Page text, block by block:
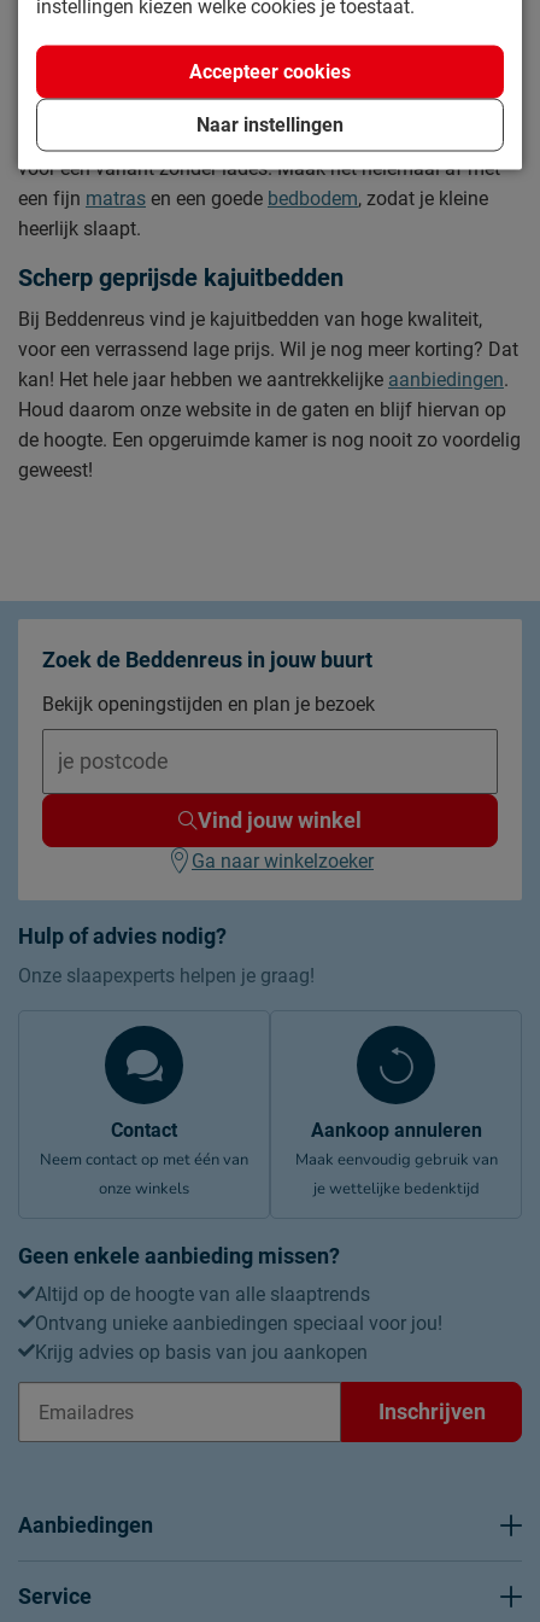
Kajuitbedden in verschillende soorten en
Bij Beddenreus heb je keuze uit meerdere kajuitbedden. Zo
hebben we een kajuitbed met lades, maar kun je ook kiezen
voor een variant zonder lades. Maak het helemaal af met
een fijn matras en een goede bedbodem, zodat je kleine
heerlijk slaapt.
Scherp geprijsde kajuitbedden
Bij Beddenreus vind je kajuitbedden van hoge kwaliteit,
voor een verrassend lage prijs. Wil je nog meer korting? Dat
kan! Het hele jaar hebben we aantrekkelijke aanbiedingen.
Houd daarom onze website in de gaten en blijf hiervan op
de hoogte. Een opgeruimde kamer is nog nooit zo voordelig
geweest!
Hulp of advies nodig?
Onze slaapexperts helpen je graag!
Contact
Neem contact op met één van
onze winkels
Aankoop annuleren
Maak eenvoudig gebruik van
je wettelijke bedenktijd
Geen enkele aanbieding missen?
Altijd op de hoogte van alle slaaptrends
Ontvang unieke aanbiedingen speciaal voor jou!
Krijg advies op basis van jou aankopen
Inschrijven
Zoek de Beddenreus in jouw buurt
Bekijk openingstijden en plan je bezoek
Vind jouw winkel
Ga naar winkelzoeker
Aanbiedingen
Service
instellingen kiezen welke cookies je toestaat.
Naar instellingen
Accepteer cookies